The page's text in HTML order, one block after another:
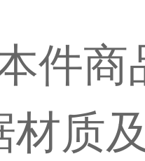
件商
材质